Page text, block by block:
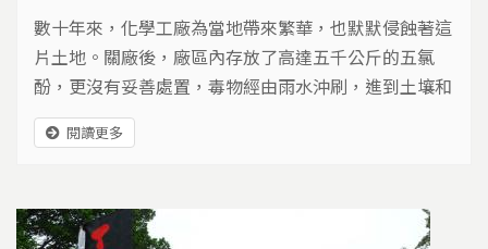
數十年來，化學工廠為當地帶來繁華，也默默侵蝕著這
片土地。關廠後，廠區內存放了高達五千公斤的五氯
酚，更沒有妥善處置，毒物經由雨水沖刷，進到土壤和
水中。不知情的居民，長期在這裡捕魚食用，就這樣把
累積在魚體中的汞和戴奧辛吃下肚。
閱讀更多